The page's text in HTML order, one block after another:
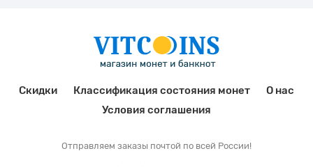
Скидки Классификация состояния монет
О нас
Условия соглашения
Отправляем заказы почтой по всей России!